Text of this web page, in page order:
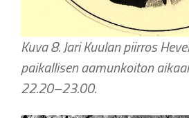
Kuva 8. Jari Kuulan piirros
paikallisen aamunkoiton
22.20–23.00.